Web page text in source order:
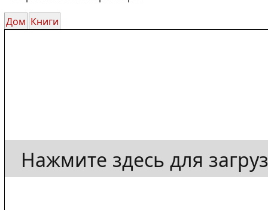
Дом Книги
Нажмите здесь для